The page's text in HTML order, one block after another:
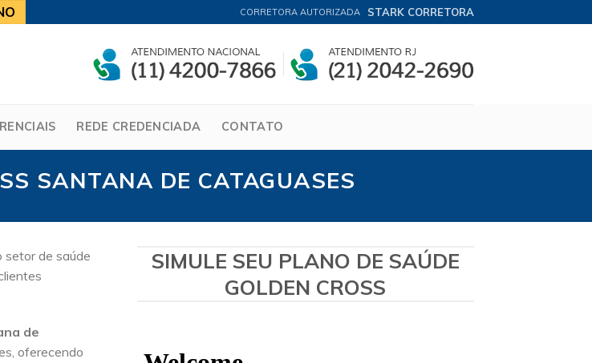
CORRETORA AUTORIZADA STARK CORRETORA
REDE CREDENCIADA CONTATO
SANTANA DE CATAGUASES
setor de saúde
de
oferecendo
SIMULE SEU PLANO DE SAÚDE
GOLDEN CROSS